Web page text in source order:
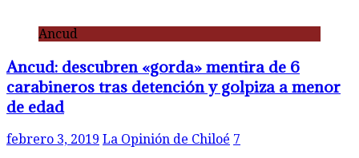
Ancud
Ancud: descubren «gorda» mentira de 6
carabineros tras detención y golpiza a menor
de edad
febrero 3, 2019 La Opinión de Chiloé 7